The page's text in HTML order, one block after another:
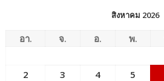
สิงหาคม 2026
อา. จ. อ. พ.
2
3 4 5